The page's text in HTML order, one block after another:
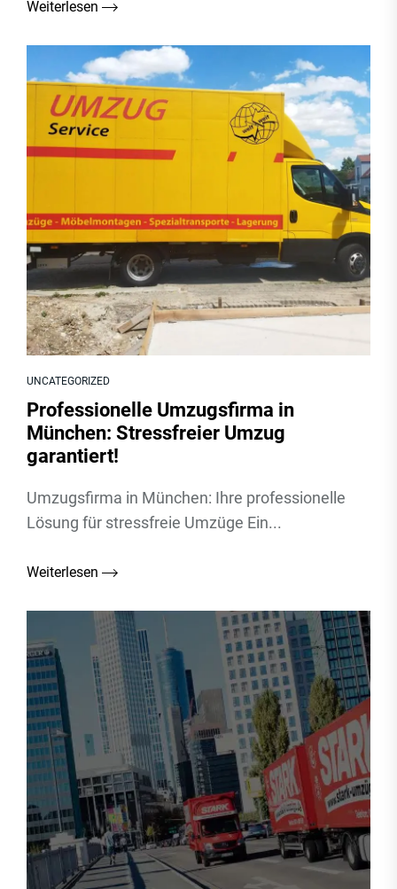
Weiterlesen
UNCATEGORIZED
Professionelle Umzugsfirma in
München: Stressfreier Umzug
garantiert!
Umzugsfirma in München: Ihre professionelle
Lösung für stressfreie Umzüge Ein...
Weiterlesen